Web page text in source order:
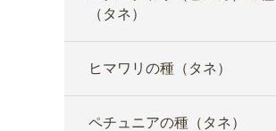
（タネ）
ヒマワリの種（タネ）
ペチュニアの種（タネ）